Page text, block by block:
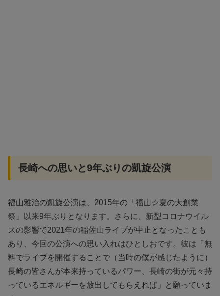
長崎への思いと9年ぶりの凱旋公演
福山雅治の凱旋公演は、2015年の「福山☆夏の大創業
祭」以来9年ぶりとなります。さらに、新型コロナウイル
スの影響で2021年の稲佐山ライブが中止となったことも
あり、今回の公演への思い入れはひとしおです。彼は「無
料でライブを開催することで（当時の僕が感じたように）
長崎の皆さんが本来持っているパワー、長崎の街が元々持
っているエネルギーを放出してもらえれば」と願っていま